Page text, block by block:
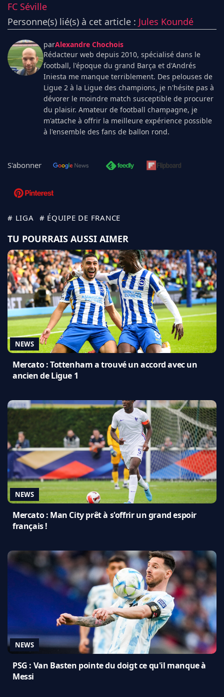
FC Séville
Personne(s) lié(s) à cet article : Jules Koundé
parAlexandre Chochois
Rédacteur web depuis 2010, spécialisé dans le
football, l'époque du grand Barça et d'Andrés
Iniesta me manque terriblement. Des pelouses de
Ligue 2 à la Ligue des champions, je n'hésite pas à
dévorer le moindre match susceptible de procurer
du plaisir. Amateur de football champagne, je
m'attache à offrir la meilleure expérience possible
à l'ensemble des fans de ballon rond.
S'abonner
# LIGA # ÉQUIPE DE FRANCE
TU POURRAIS AUSSI AIMER
NEWS
Mercato : Tottenham a trouvé un accord avec un
ancien de Ligue 1
NEWS
Mercato : Man City prêt à s'offrir un grand espoir
français !
NEWS
PSG : Van Basten pointe du doigt ce qu'il manque à
Messi